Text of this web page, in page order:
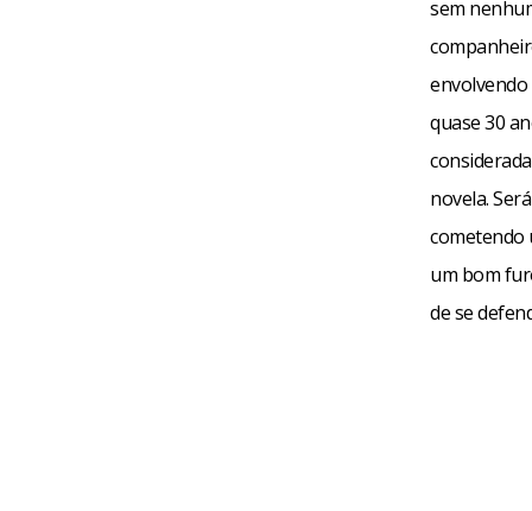
sem
quase 30
novela.
cometendo
um bom
de se